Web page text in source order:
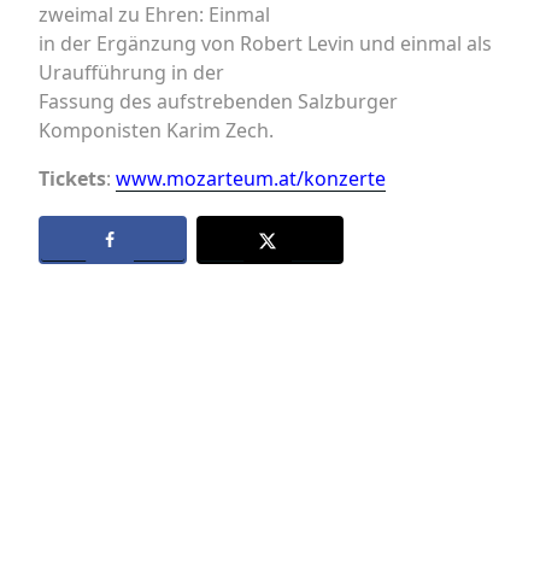
zweimal zu Ehren: Einmal
in der Ergänzung von Robert Levin und einmal als
Uraufführung in der
Fassung des aufstrebenden Salzburger
Komponisten Karim Zech.
Tickets: www.mozarteum.at/konzerte